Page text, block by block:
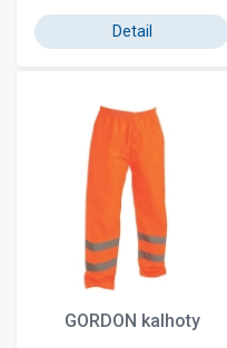
Detail
GORDON kalhoty